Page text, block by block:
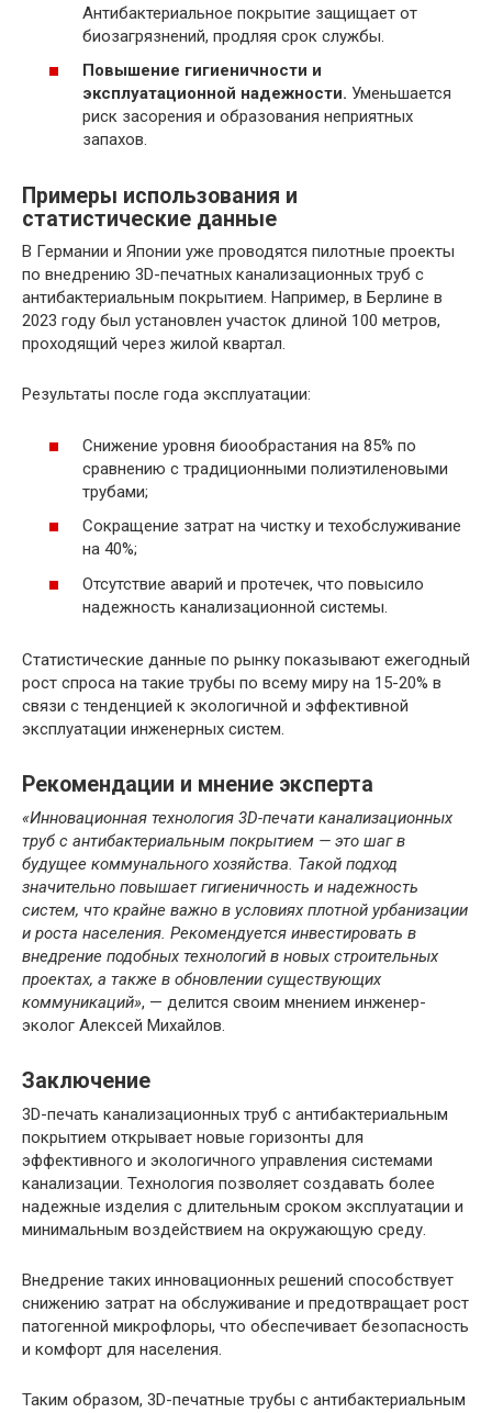
Антибактериальное покрытие защищает от
биозагрязнений, продляя срок службы.
Повышение гигиеничности и
эксплуатационной надежности. Уменьшается
риск засорения и образования неприятных
запахов.
Примеры использования и
статистические данные
В Германии и Японии уже проводятся пилотные проекты
по внедрению 3D-печатных канализационных труб с
антибактериальным покрытием. Например, в Берлине в
2023 году был установлен участок длиной 100 метров,
проходящий через жилой квартал.
Результаты после года эксплуатации:
Снижение уровня биообрастания на 85% по
сравнению с традиционными полиэтиленовыми
трубами;
Сокращение затрат на чистку и техобслуживание
на 40%;
Отсутствие аварий и протечек, что повысило
надежность канализационной системы.
Статистические данные по рынку показывают ежегодный
рост спроса на такие трубы по всему миру на 15-20% в
связи с тенденцией к экологичной и эффективной
эксплуатации инженерных систем.
Рекомендации и мнение эксперта
«Инновационная технология 3D-печати канализационных
труб с антибактериальным покрытием — это шаг в
будущее коммунального хозяйства. Такой подход
значительно повышает гигиеничность и надежность
систем, что крайне важно в условиях плотной урбанизации
и роста населения. Рекомендуется инвестировать в
внедрение подобных технологий в новых строительных
проектах, а также в обновлении существующих
коммуникаций», — делится своим мнением инженер-
эколог Алексей Михайлов.
Заключение
3D-печать канализационных труб с антибактериальным
покрытием открывает новые горизонты для
эффективного и экологичного управления системами
канализации. Технология позволяет создавать более
надежные изделия с длительным сроком эксплуатации и
минимальным воздействием на окружающую среду.
Внедрение таких инновационных решений способствует
снижению затрат на обслуживание и предотвращает рост
патогенной микрофлоры, что обеспечивает безопасность
и комфорт для населения.
Таким образом, 3D-печатные трубы с антибактериальным